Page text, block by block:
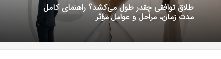
طلاق توافقی چقدر طول می‌کشد؟ راهنمای کامل
مدت زمان، مراحل و عوامل مؤثر